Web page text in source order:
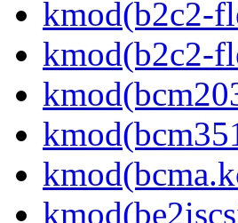
kmod(b2c2-
kmod(b2c2-